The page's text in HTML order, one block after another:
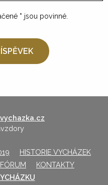
* jsou povinné.
HISTORIE VYCHÁZEK
FÓRUM
KONTAKTY